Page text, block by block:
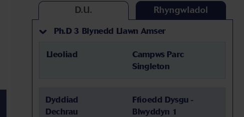
D.U. Rhyngwladol
Ph.D 3 Blynedd Llawn Amser
Lleoliad
Campws Parc
Singleton
Dyddiad
Dechrau
Ffioedd Dysgu -
Blwyddyn 1